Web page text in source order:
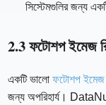
সিস্টেমগুলির জন্য
2.3 ফটোশপ ইমেজ
একটি ভালোফটোশপ ইমেজ
জন্য অপরিহার্য।